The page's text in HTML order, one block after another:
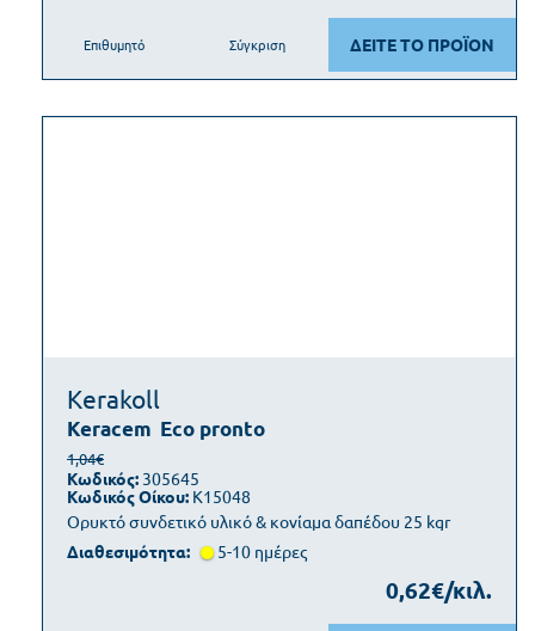
ΔΕΙΤΕ ΤΟ ΠΡΟΪΟΝ
Επιθυμητό Σύγκριση
Kerakoll
Keracem Eco pronto
Ορυκτό συνδετικό υλικό & κονίαμα δαπέδου 25 kgr
1,04€
Κωδικός: 305645
Κωδικός Οίκου: K15048
Διαθεσιμότητα: 5-10 ημέρες
0,62€/κιλ.